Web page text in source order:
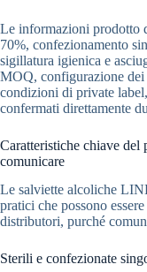
Le informazioni prodotto
70%, confezionamento
sigillatura igienica e
MOQ, configurazione dei
condizioni di private
confermati direttamente
Caratteristiche chiave
comunicare
Le salviette alcoliche
pratici che possono
distributori, purché
Sterili e confezionate